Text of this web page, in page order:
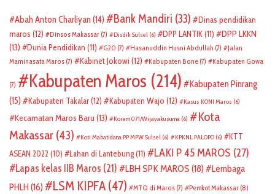
Abah Anton Charliyan (14) Bank Mandiri (33)
Dinas pendidikan
maros (12) Dinsos Makassar (7) Disdik Sulsel (6) DPP LANTIK(11)
DPP LKKN
(13)
Dunia Pendidikan (11) G20 (7) Hasanuddin Husni Abdullah (7)
Jalan
Maminasata Maros (7) Kabinet Jokowi (12) Kabupaten Bone (7) Kabupaten Gowa
(7) Kabupaten Maros (214)
Kabupaten Pinrang
(15)
Kabupaten Takalar(12) Kabupaten Wajo (12) Kasus KONI Maros (6)
Kecamatan Maros Baru (13) Korem 071/Wijayakusuma (6)
Kota
Makassar (43) Koti Mahatidana PP MPW Sulsel (6) KPKNL PALOPO (6)
KTT
ASEAN 2022 (10) Lahan di Lantebung(11) LAKI P 45 MAROS (27)
Lapas kelas IIB Maros (21) LBH SPK MAROS (18)
Lembaga
PHLH (16) LSM KIPFA (47) MTQ di Maros (7) Pemkot Makassar (8)